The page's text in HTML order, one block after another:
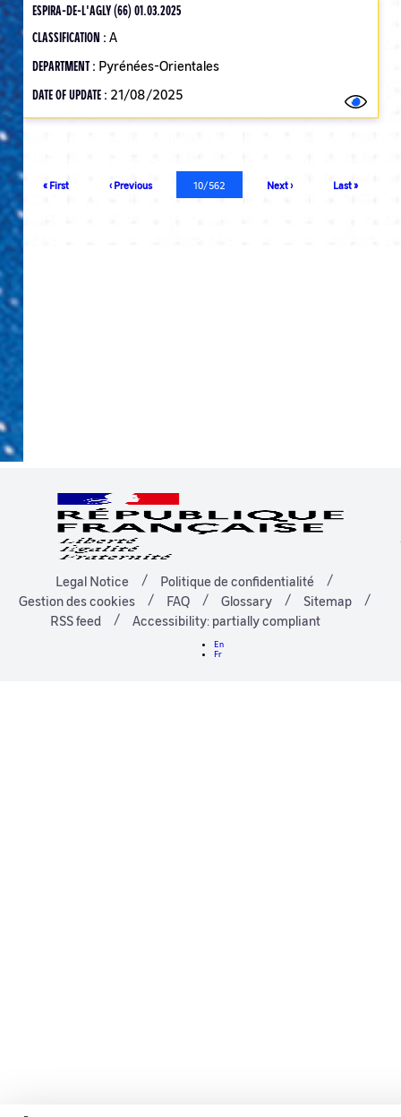
ESPIRA-DE-L'AGLY (66) 01.03.2025
CLASSIFICATION : A
DEPARTMENT : Pyrénées-Orientales
DATE OF UPDATE : 21/08/2025
Pagination
First
« First
Previous
‹ Previous
Current
page
10/562
Next
Next ›
Last
Last »
Legal Notice
Politique de confidentialité
Gestion des cookies
FAQ Glossary
Sitemap
RSS feed
Accessibility: partially compliant
En
Fr